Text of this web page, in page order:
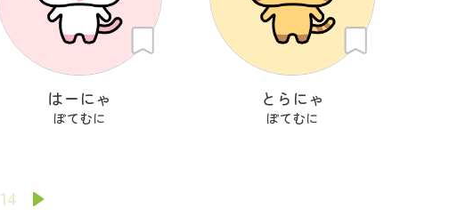
はーにゃ
ぽてむに
とらにゃ
ぽてむに
14